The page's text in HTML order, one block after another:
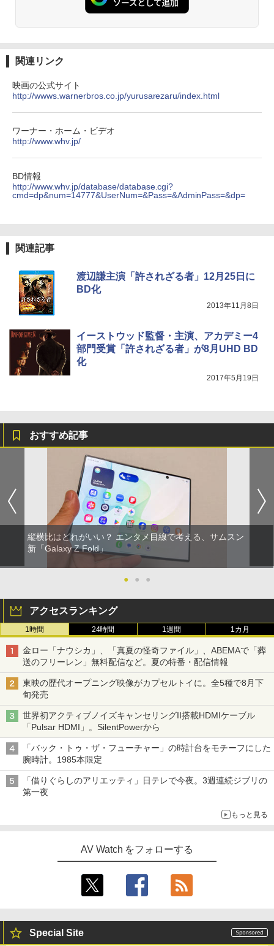
関連リンク
映画の公式サイト
http://wwws.warnerbros.co.jp/yurusarezaru/index.html
ワーナー・ホーム・ビデオ
http://www.whv.jp/
BD情報
http://www.whv.jp/database/database.cgi?
cmd=dp&num=14777&UserNum=&Pass=&AdminPass=&dp=
関連記事
渡辺謙主演「許されざる者」12月25日に
BD化
2013年11月8日
イーストウッド監督・主演、アカデミー4
部門受賞「許されざる者」が8月UHD BD
化
2017年5月19日
おすすめ記事
縦横比はどれがいい？ エンタメ目線で考える、サムスン
新「Galaxy Z Fold」
● ● ●
アクセスランキング
1時間 24時間 1週間 1カ月
金ロー「ナウシカ」、「真夏の怪奇ファイル」、ABEMAで「葬
送のフリーレン」無料配信など。夏の特番・配信情報
東映の歴代オープニング映像がカプセルトイに。全5種で8月下
旬発売
世界初アクティブノイズキャンセリングII搭載HDMIケーブル
「Pulsar HDMI」。SilentPowerから
「バック・トゥ・ザ・フューチャー」の時計台をモチーフにした
腕時計。1985本限定
「借りぐらしのアリエッティ」日テレで今夜。3週連続ジブリの
第一夜
もっと見る
AV Watch をフォローする
Special Site